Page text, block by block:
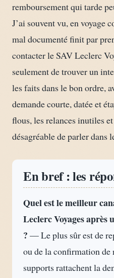
remboursement qui tarde
J’ai souvent vu, en voyage
mal documenté finit par
contacter le SAV Leclerc
seulement de trouver un
les faits dans le bon ordre,
demande courte, datée et
flous, les relances inutiles
désagréable de parler dans
En bref : les
Quel est le meilleur
Leclerc Voyages après
? — Le plus sûr est de
ou de la confirmation de
supports rattachent la